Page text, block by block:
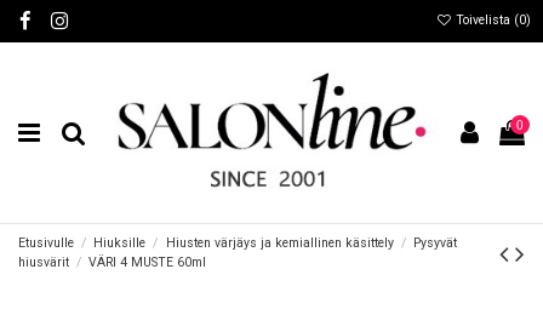
Toivelista (0)
0
Etusivulle Hiuksille Hiusten värjäys ja kemiallinen käsittely
Pysyvät
hiusvärit
VÄRI 4 MUSTE 60ml